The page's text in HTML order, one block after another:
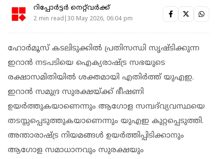
റിപ്പോർട്ടർ നെറ്റ്‌വര്‍ക്ക്‌
2 min read|30 May 2026, 06:04 pm
ഹോർമൂസ് കടലിടുക്കിൽ പ്രതിസന്ധി സൃഷ്ടിക്കുന്ന
ഇറാൻ നടപടിയെ ഐക്യരാഷ്ട്ര സഭയുടെ
രക്ഷാസമിതിയിൽ ശക്തമായി എതിർത്ത് യുഎഇ.
ഇറാൻ സമുദ്ര സുരക്ഷയ്ക്ക് ഭീഷണി
ഉയർത്തുകയാണെന്നും ആഗോള സമ്പദ്‌വ്യവസ്ഥയെ
തടസ്സപ്പെടുത്തുകയാണെന്നും യുഎഇ കുറ്റപ്പെടുത്തി.
അന്താരാഷ്ട്ര നിയമങ്ങൾ ഉയർത്തിപ്പിടിക്കാനും
ആഗോള സമാധാനവും സുരക്ഷയും